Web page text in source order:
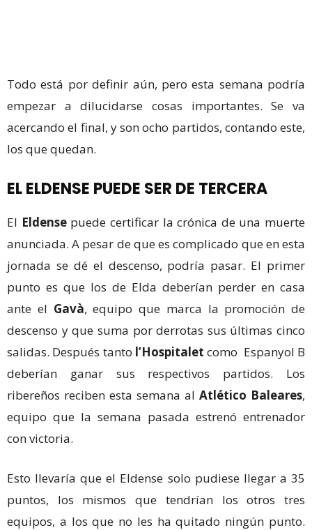
Todo está por definir aún, pero esta semana podría
empezar a dilucidarse cosas importantes. Se va
acercando el final, y son ocho partidos, contando este,
los que quedan.
EL ELDENSE PUEDE SER DE TERCERA
El Eldensepuede certificar la crónica de una muerte
anunciada. A pesar de que es complicado que en esta
jornada se dé el descenso, podría pasar. El primer
punto es que los de Elda deberían perder en casa
ante el Gavà, equipo que marca la promoción de
descenso y que suma por derrotas sus últimas cinco
salidas. Después tanto l’Hospitalet como Espanyol B
deberían ganar sus respectivos partidos. Los
ribereños reciben esta semana al Atlético Baleares,
equipo que la semana pasada estrenó entrenador
con victoria.
Esto llevaría que el Eldense solo pudiese llegar a 35
puntos, los mismos que tendrían los otros tres
equipos, a los que no les ha quitado ningún punto.